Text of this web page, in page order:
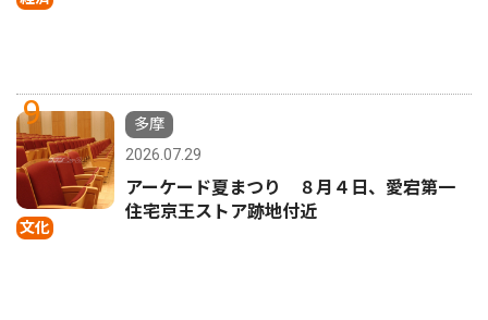
9
文化
多摩
2026.07.29
アーケード夏まつり ８月４日、愛宕第一
住宅京王ストア跡地付近